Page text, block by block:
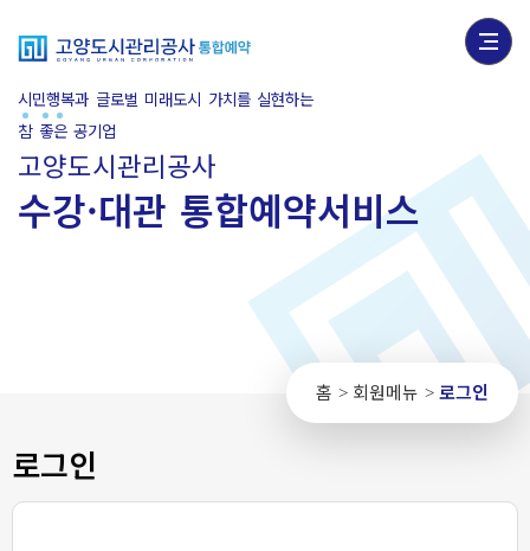
시민행복과 글로벌 미래도시 가치를 실현하는
참 좋은공기업
고양도시관리공사
수강·대관 통합예약서비스
로그인
홈 > 회원메뉴 > 로그인